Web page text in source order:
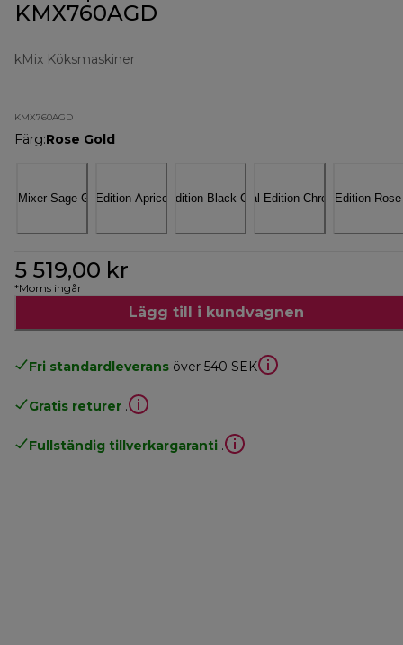
KMX760AGD
kMix Köksmaskiner
KMX760AGD
Färg:Rose Gold
5 519,00 kr
*Moms ingår
Lägg till i kundvagnen
Fri standardleverans över 540 SEK
Gratis returer .
Fullständig tillverkargaranti .